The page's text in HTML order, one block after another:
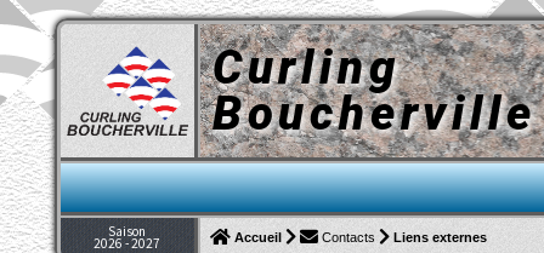
Curling
Boucherville
Saison
2026 - 2027 Accueil Contacts Liens externes